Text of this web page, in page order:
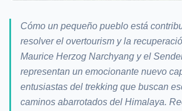
Cómo un pequeño pueblo está
resolver el overtourism y la
Maurice Herzog Narchyang y el
representan un emocionante nuevo
entusiastas del trekking que buscan
caminos abarrotados del Himalaya.